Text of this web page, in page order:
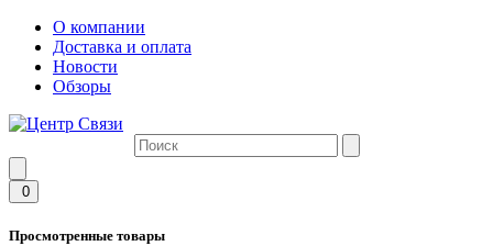
О компании
Доставка и оплата
Новости
Обзоры
0
Просмотренные товары